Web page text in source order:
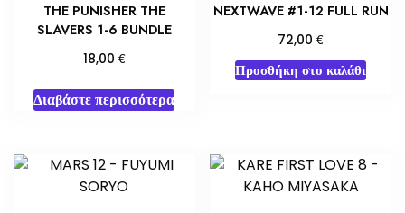
THE PUNISHER THE
SLAVERS 1-6 BUNDLE
18,00 €
Διαβάστε περισσότερα
NEXTWAVE #1-12 FULL RUN
72,00€
Προσθήκη στο καλάθι